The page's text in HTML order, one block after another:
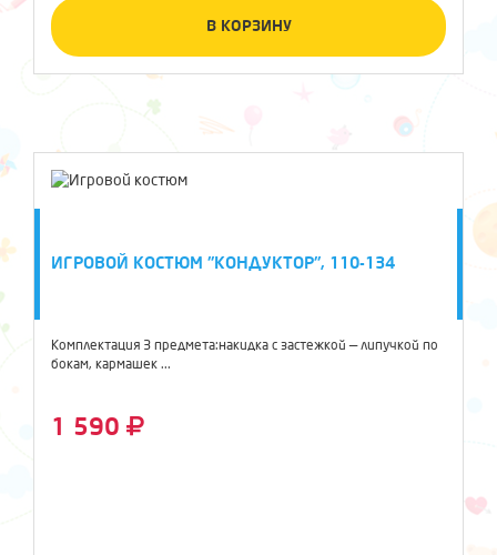
В КОРЗИНУ
ИГРОВОЙ КОСТЮМ "КОНДУКТОР", 110-134
Комплектация 3 предмета:накидка с застежкой — липучкой по
бокам, кармашек ...
1 590